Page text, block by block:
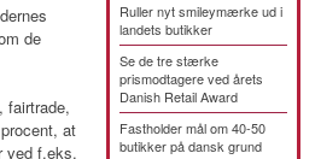
de
fairtrade,
at
ved f.eks.
Ruller nyt smileymærke ud i
landets butikker
Se de tre stærke
prismodtagere ved årets
Danish Retail Award
Fastholder mål om 40-50
butikker på dansk grund